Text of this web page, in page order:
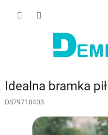
Idealna bramka
DS79710403